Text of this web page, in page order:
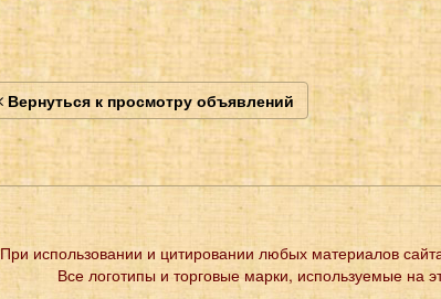
Вернуться к просмотру объявлений
При использовании и цитировании любых материалов
Все логотипы и торговые марки, используемые на